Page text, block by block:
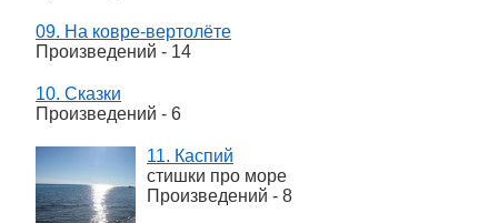
09. На ковре-вертолёте
Произведений - 14
10. Сказки
Произведений - 6
11. Каспий
стишки про море
Произведений - 8